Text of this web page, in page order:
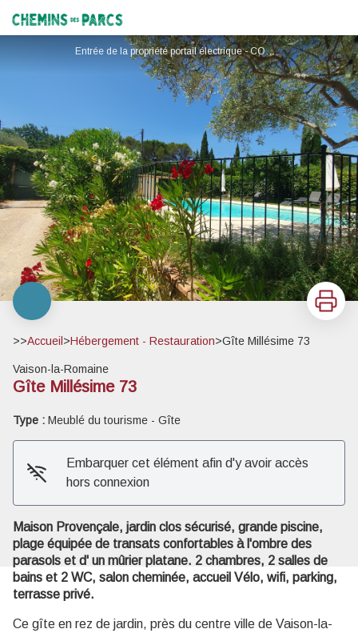
Chemins des Parcs
Entrée de la propriété portail électrique - COUDURIER
Voir l'image en plein écran
Imprimer
>>Accueil >Hébergement - Restauration>Gîte Millésime 73
Vaison-la-Romaine
Gîte Millésime 73
Type : Meublé du tourisme - Gîte
Embarquer cet élément afin d'y avoir accès
hors connexion
Maison Provençale, jardin clos sécurisé, grande piscine,
plage équipée de transats confortables à l'ombre des
parasols et d' un mûrier platane. 2 chambres, 2 salles de
bains et 2 WC, salon cheminée, accueil Vélo, wifi, parking,
terrasse privé.
Ce gîte en rez de jardin, près du centre ville de Vaison-la-